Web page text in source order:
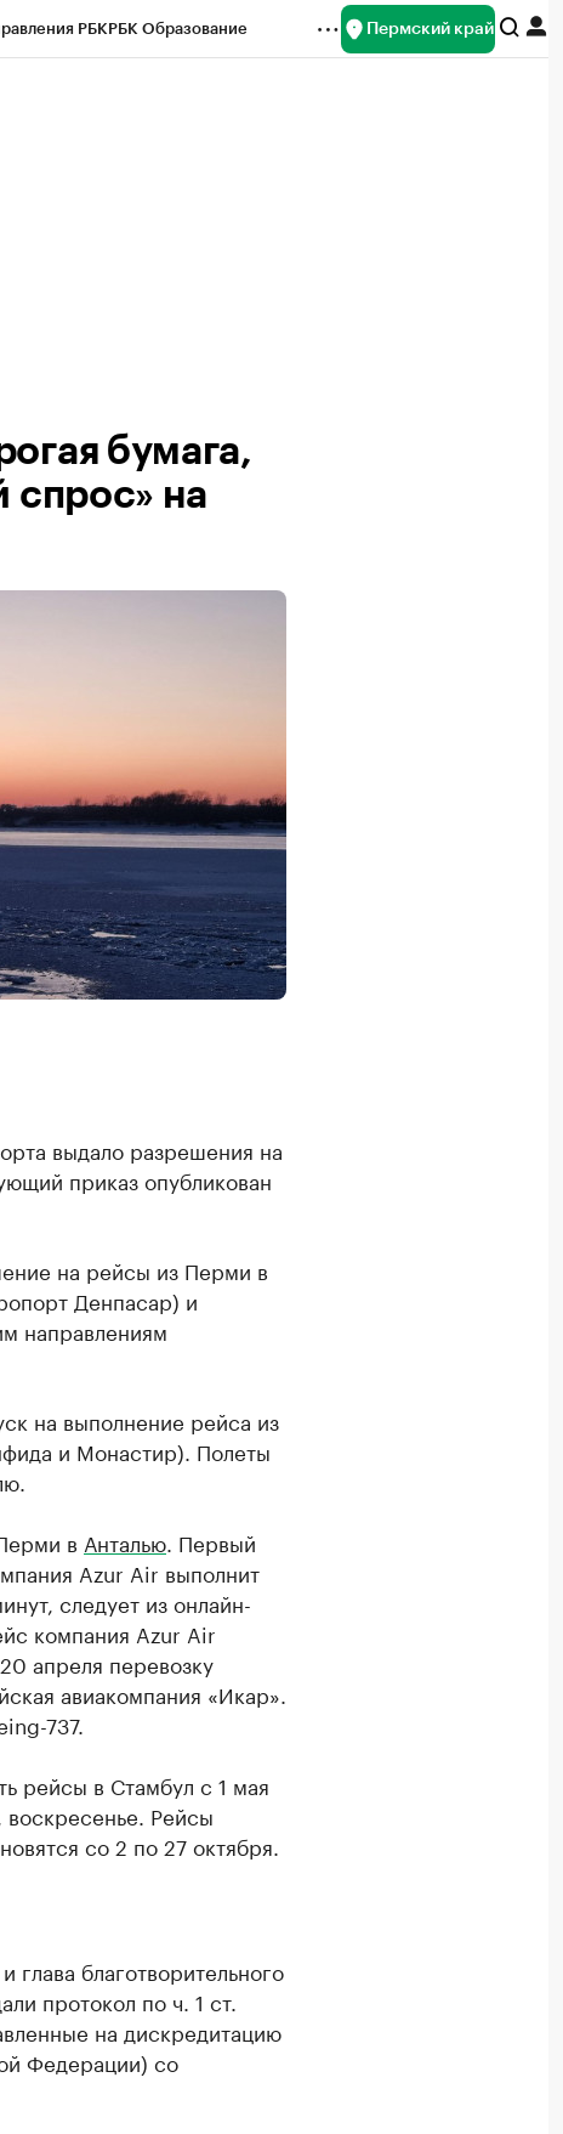
РБКРБК Образование Пермский край
бумага,
спрос» на
выдало разрешения на
приказ опубликован
на рейсы из Перми в
Денпасар) и
направлениям
на выполнение рейса из
и Монастир). Полеты
в Анталью . Первый
Azur Air выполнит
следует из онлайн-
компания Azur Air
апреля перевозку
авиакомпания «Икар».
737.
рейсы в Стамбул с 1 мая
воскресенье. Рейсы
со 2 по 27 октября.
благотворительного
протокол по ч. 1 ст.
на дискредитацию
Федерации) со